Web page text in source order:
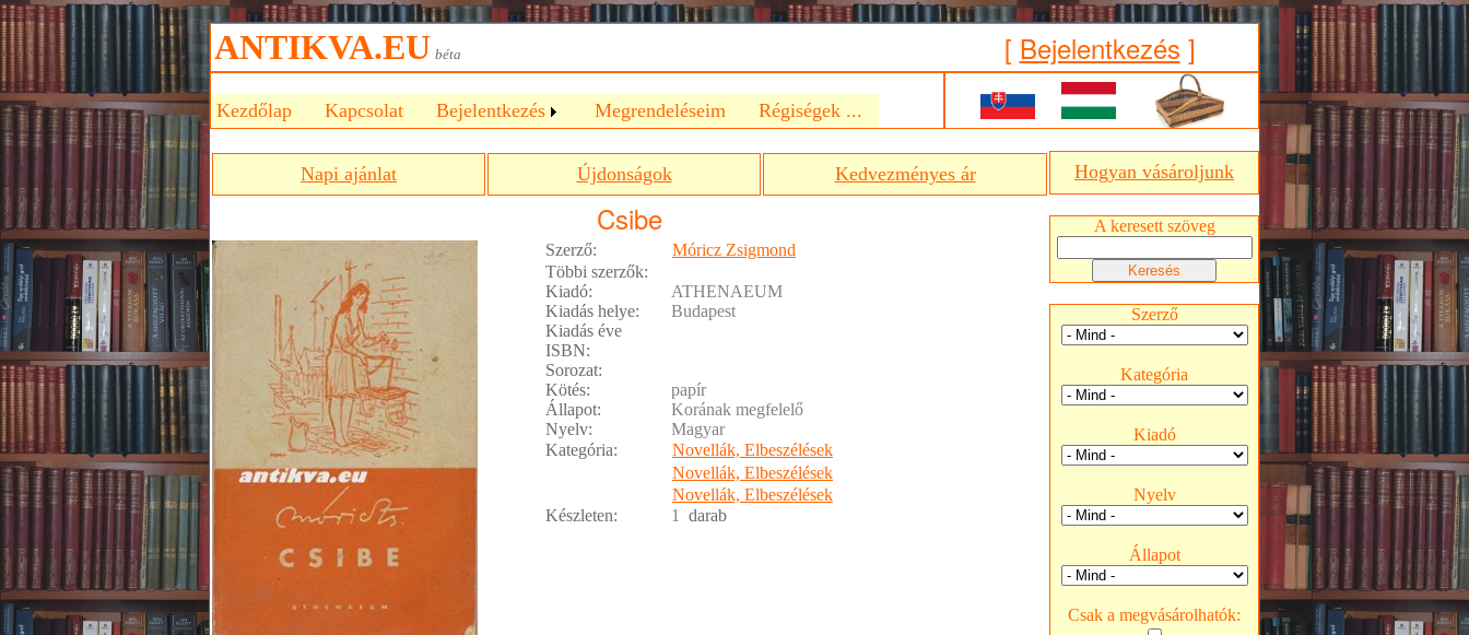
ANTIKVA.EU béta [ Bejelentkezés ]
Kezdőlap Kapcsolat Bejelentkezés Megrendeléseim Régiségek ...
Napi ajánlat Újdonságok Kedvezményes ár
Csibe
Szerző:
Móricz Zsigmond
Többi szerzők:
Kiadó:
ATHENAEUM
Kiadás helye:
Budapest
Kiadás éve
ISBN:
Sorozat:
Kötés:
papír
Állapot:
Korának megfelelő
Nyelv:
Magyar
Kategória:
Novellák, Elbeszélések
Novellák, Elbeszélések
Novellák, Elbeszélések
Készleten:
1 darab
Hogyan vásároljunk
A keresett szöveg
Szerző
Kategória
Kiadó
Nyelv
Állapot
Csak a megvásárolhatók: